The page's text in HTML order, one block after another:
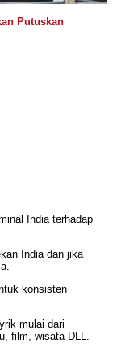
Putuskan
India terhadap
India dan jika
konsisten
mulai dari
film, wisata DLL.